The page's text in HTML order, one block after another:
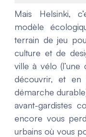
Mais Helsinki,
modèle
terrain de jeu
culture et de
ville à vélo (l’une
découvrir, et en
démarche
avant-gardistes
encore vous
urbains où vous